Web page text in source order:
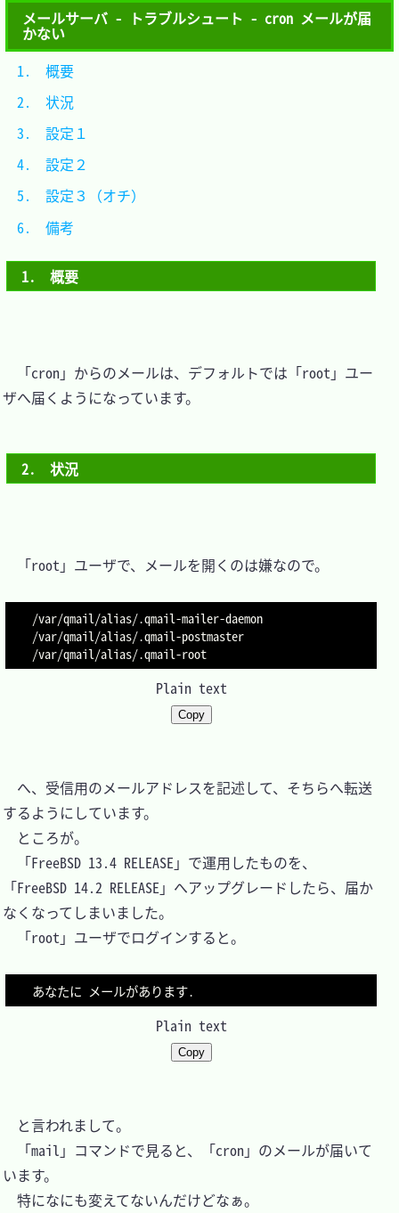
メールサーバ - トラブルシュート - cron メールが届
かない
5.　設定３（オチ）
1.　概要
「cron」からのメールは、デフォルトでは「root」ユー
ザへ届くようになっています。
2.　状況
「root」ユーザで、メールを開くのは嫌なので。
/var/qmail/alias/.qmail-mailer-daemon
/var/qmail/alias/.qmail-postmaster
Plain text
Copy
へ、受信用のメールアドレスを記述して、そちらへ転送
するようにしています。
ところが。
「FreeBSD 13.4 RELEASE」で運用したものを、
「FreeBSD 14.2 RELEASE」へアップグレードしたら、届か
なくなってしまいました。
「root」ユーザでログインすると。
Plain text
Copy
と言われまして。
「mail」コマンドで見ると、「cron」のメールが届いて
います。
特になにも変えてないんだけどなぁ。